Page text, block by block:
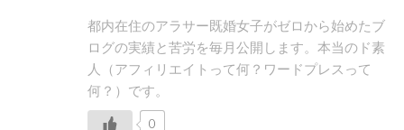
都内在住のアラサー既婚女子がゼロから始めたブ
ログの実績と苦労を毎月公開します。本当のド素
人（アフィリエイトって何？ワードプレスって
何？）です。
0